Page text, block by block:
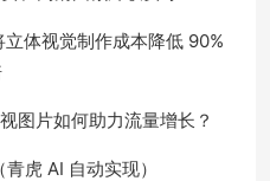
体视觉制作成本降低 90%
图片如何助力流量增长？
虎 AI 自动实现）